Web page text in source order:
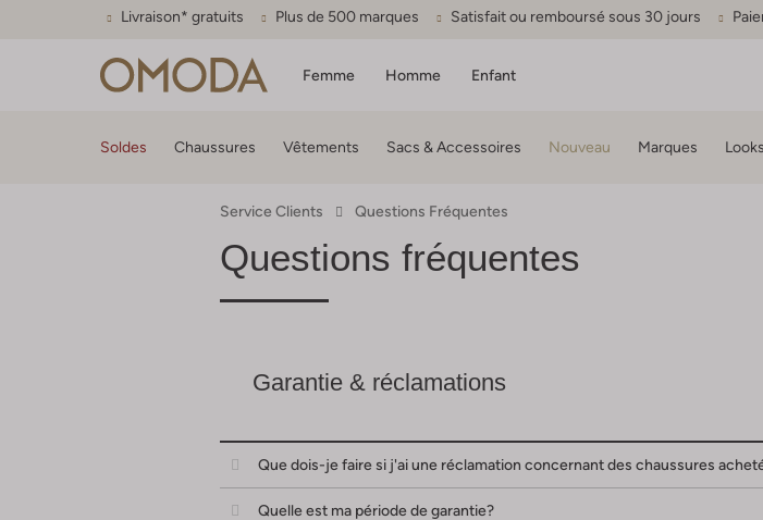
Livraison* gratuits Plus de 500 marques Satisfait ou remboursé sous 30 jours
Femme Homme Enfant
Soldes Chaussures Vêtements Sacs & Accessoires Nouveau Marques
Service Clients Questions Fréquentes
Questions fréquentes
Garantie & réclamations
Que dois-je faire si j'ai une réclamation concernant des chaussures
Quelle est ma période de garantie?